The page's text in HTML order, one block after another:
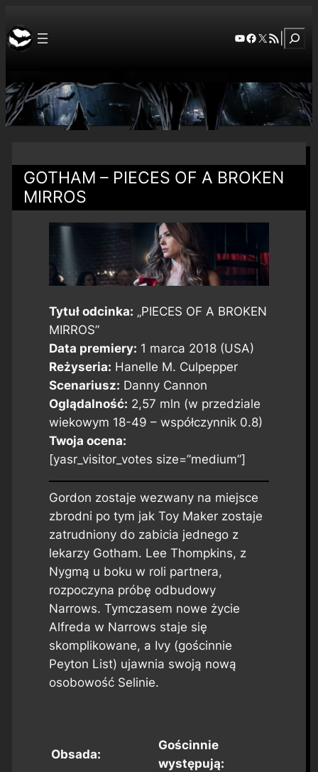
YouTube
Facebook
X RSS Feed
GOTHAM – PIECES OF A BROKEN
MIRROS
Tytuł odcinka: „PIECES OF A BROKEN
MIRROS”
Data premiery: 1 marca 2018 (USA)
Reżyseria: Hanelle M. Culpepper
Scenariusz: Danny Cannon
Oglądalność: 2,57 mln (w przedziale
wiekowym 18-49 – współczynnik 0.8)
Twoja ocena:
[yasr_visitor_votes size=”medium”]
Gordon zostaje wezwany na miejsce
zbrodni po tym jak Toy Maker zostaje
zatrudniony do zabicia jednego z
lekarzy Gotham. Lee Thompkins, z
Nygmą u boku w roli partnera,
rozpoczyna próbę odbudowy
Narrows. Tymczasem nowe życie
Alfreda w Narrows staje się
skomplikowane, a Ivy (gościnnie
Peyton List) ujawnia swoją nową
osobowość Selinie.
Obsada:
Gościnnie
występują: